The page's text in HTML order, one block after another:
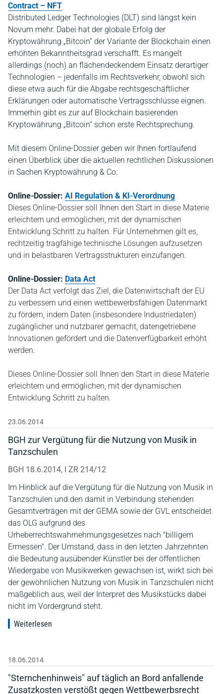
Contract – NFT
Distributed Ledger Technologies (DLT) sind längst kein
Novum mehr. Dabei hat der globale Erfolg der
Kryptowährung „Bitcoin“ der Variante der Blockchain einen
erhöhten Bekanntheitsgrad verschafft. Es mangelt
allerdings (noch) an flächendeckendem Einsatz derartiger
Technologien – jedenfalls im Rechtsverkehr, obwohl sich
diese etwa auch für die Abgabe rechtsgeschäftlicher
Erklärungen oder automatische Vertragsschlüsse eignen.
Immerhin gibt es zur auf Blockchain basierenden
Kryptowährung „Bitcoin“ schon erste Rechtsprechung.
Mit diesem Online-Dossier geben wir Ihnen fortlaufend
einen Überblick über die aktuellen rechtlichen Diskussionen
in Sachen Kryptowährung & Co.
Online-Dossier: AI Regulation & KI-Verordnung
Dieses Online-Dossier soll Ihnen den Start in diese Materie
erleichtern und ermöglichen, mit der dynamischen
Entwicklung Schritt zu halten. Für Unternehmen gilt es,
rechtzeitig tragfähige technische Lösungen aufzusetzen
und in belastbaren Vertragsstrukturen einzufangen.
Online-Dossier: Data Act
Der Data Act verfolgt das Ziel, die Datenwirtschaft der EU
zu verbessern und einen wettbewerbsfähigen Datenmarkt
zu fördern, indem Daten (insbesondere Industriedaten)
zugänglicher und nutzbarer gemacht, datengetriebene
Innovationen gefördert und die Datenverfügbarkeit erhöht
werden.
Dieses Online-Dossier soll Ihnen den Start in diese Materie
erleichtern und ermöglichen, mit der dynamischen
Entwicklung Schritt zu halten.
23.06.2014
BGH zur Vergütung für die Nutzung von Musik in
Tanzschulen
BGH 18.6.2014, I ZR 214/12
Im Hinblick auf die Vergütung für die Nutzung von Musik in
Tanzschulen und den damit in Verbindung stehenden
Gesamtverträgen mit der GEMA sowie der GVL entscheidet
das OLG aufgrund des
Urheberrechtswahrnehmungsgesetzes nach "billigem
Ermessen". Der Umstand, dass in den letzten Jahrzehnten
die Bedeutung ausübender Künstler bei der öffentlichen
Wiedergabe von Musikwerken gewachsen ist, wirkt sich bei
der gewöhnlichen Nutzung von Musik in Tanzschulen nicht
maßgeblich aus, weil der Interpret des Musikstücks dabei
nicht im Vordergrund steht.
Weiterlesen
18.06.2014
"Sternchenhinweis" auf täglich an Bord anfallende
Zusatzkosten verstößt gegen Wettbewerbsrecht